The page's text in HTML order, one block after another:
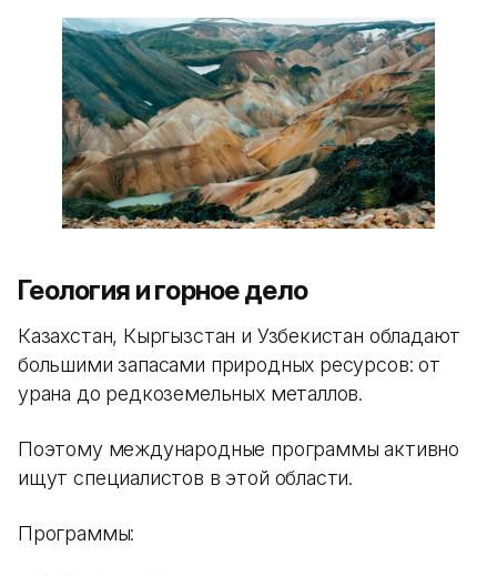
Геология и горное дело
Казахстан, Кыргызстан и Узбекистан обладают
большими запасами природных ресурсов: от
урана до редкоземельных металлов.
Поэтому международные программы активно
ищут специалистов в этой области.
Программы: